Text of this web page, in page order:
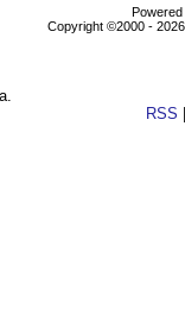
Copyright ©2000 -
RSS